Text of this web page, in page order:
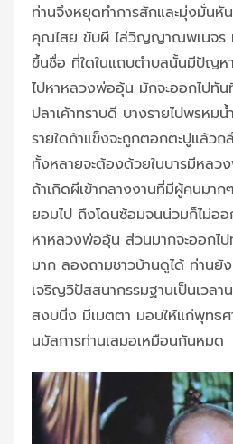
ท่านจึงหยุดทำการสักและมุ่งมั่นหั
คุณไสย ขับผี ไล่วิญญาณพเนจร
ขึ้นชื่อ ที่ใดในแถบตำบลนั้นมีปัญหา
ไปหาหลวงพ่ออุ้น มักจะออกไปทั
ปลาเค้าทราบดี บางรายไปพรห
รายใดถ้าแข็งจะถูกตอกตะปูแล้
ทั้งหลายจะต้องด้วยในบารมีหลว
ถ้าเกิดผีเข้ากลางงานที่มีผู้คนมาก
ยอมไป ถึงโดนซ้อมจนน่วมก็ไม่ออ
หาหลวงพ่ออุ้น ส่วนมากจะออกไป
มาก ลองถามชาวบ้านดูได้ ท่าน
เจริญวิปัสสนากรรมฐานเป็นเวลา
สงบนิ่ง มีเมตตา มอบให้แก่พุทธศ
นมัสการท่านเสมอเหมือนกันหมด